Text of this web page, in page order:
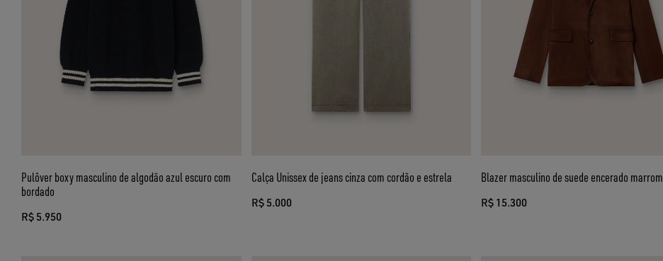
Pulôver boxy masculino de algodão azul escuro com
bordado
R$ 5.950
Calça Unissex de jeans cinza com cordão e estrela
R$ 5.000
Blazer masculino de suede encerado marrom
R$ 15.300